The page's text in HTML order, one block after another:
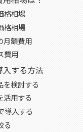
格相場
格相場
月額費用
費用
入する方法
を検討する
活用する
導入する
る